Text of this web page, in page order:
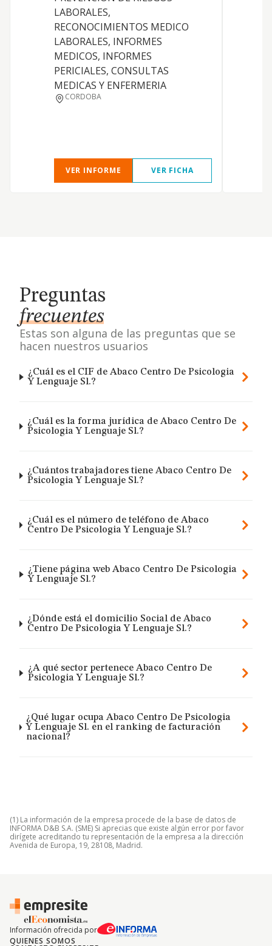
LABORALES,
RECONOCIMIENTOS MEDICO
LABORALES, INFORMES
MEDICOS, INFORMES
PERICIALES, CONSULTAS
MEDICAS Y ENFERMERIA
CORDOBA
VER INFORME VER FICHA
Preguntas
frecuentes
Estas son alguna de las preguntas que se
hacen nuestros usuarios
¿Cuál es el CIF de Abaco Centro De Psicologia
Y Lenguaje Sl.?
¿Cuál es la forma jurídica de Abaco Centro De
Psicologia Y Lenguaje Sl.?
¿Cuántos trabajadores tiene Abaco Centro De
Psicologia Y Lenguaje Sl.?
¿Cuál es el número de teléfono de Abaco
Centro De Psicologia Y Lenguaje Sl.?
¿Tiene página web Abaco Centro De Psicologia
Y Lenguaje Sl.?
¿Dónde está el domicilio Social de Abaco
Centro De Psicologia Y Lenguaje Sl.?
¿A qué sector pertenece Abaco Centro De
Psicologia Y Lenguaje Sl.?
¿Qué lugar ocupa Abaco Centro De Psicologia
Y Lenguaje Sl. en el ranking de facturación
nacional?
(1) La información de la empresa procede de la base de datos de
INFORMA D&B S.A. (SME) Si aprecias que existe algún error por favor
dirígete acreditando tu representación de la empresa a la dirección
Avenida de Europa, 19, 28108, Madrid.
Información ofrecida por
QUIENES SOMOS